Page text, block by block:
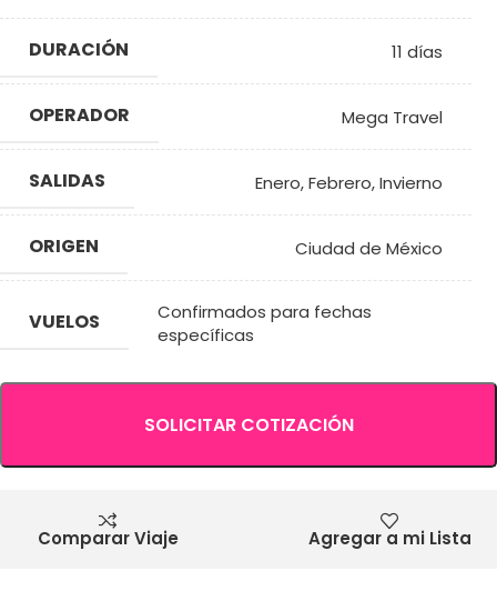
DURACIÓN 11 días
OPERADOR Mega Travel
SALIDAS Enero,Febrero,Invierno
ORIGEN Ciudad de México
VUELOS
Confirmados para fechas
específicas
SOLICITAR COTIZACIÓN
Comparar Viaje Agregar a mi Lista